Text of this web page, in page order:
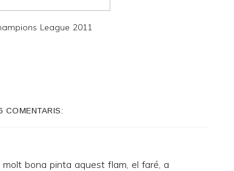
League 2011
COMENTARIS:
molt bona pinta aquest flam, el faré, a